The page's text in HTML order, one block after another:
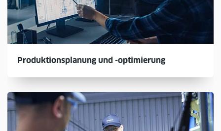
Produktionsplanung und -optimierung